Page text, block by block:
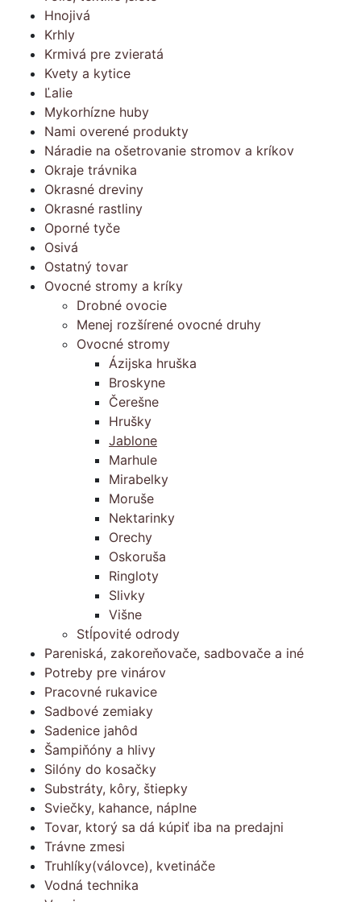
Hnojivá
Krhly
Krmivá pre zvieratá
Kvety a kytice
Ľalie
Mykorhízne huby
Nami overené produkty
Náradie na ošetrovanie stromov a kríkov
Okraje trávnika
Okrasné dreviny
Okrasné rastliny
Oporné tyče
Osivá
Ostatný tovar
Ovocné stromy a kríky
Drobné ovocie
Menej rozšírené ovocné druhy
Ovocné stromy
Ázijska hruška
Broskyne
Čerešne
Hrušky
Jablone
Marhule
Mirabelky
Moruše
Nektarinky
Orechy
Oskoruša
Ringloty
Slivky
Višne
Stĺpovité odrody
Pareniská, zakoreňovače, sadbovače a iné
Potreby pre vinárov
Pracovné rukavice
Sadbové zemiaky
Sadenice jahôd
Šampiňóny a hlivy
Silóny do kosačky
Substráty, kôry, štiepky
Sviečky, kahance, náplne
Tovar, ktorý sa dá kúpiť iba na predajni
Trávne zmesi
Truhlíky(válovce), kvetináče
Vodná technika